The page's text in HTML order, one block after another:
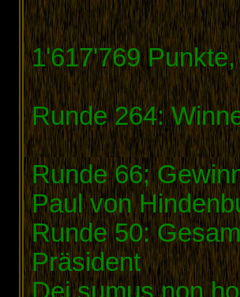
1'617'769
Runde 264:
Runde 66;
Paul von
Runde 50:
Präsident